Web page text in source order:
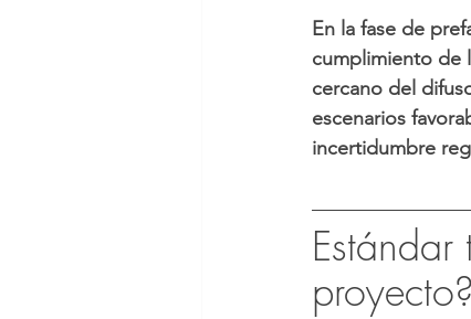
En la fase de
cumplimiento de
cercano del
escenarios
incertidumbre
proyecto?